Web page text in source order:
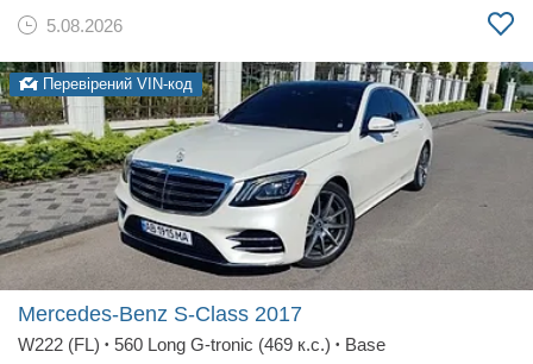
5.08.2026
Перевірений VIN-код
Mercedes-Benz S-Class 2017
W222 (FL) • 560 Long G-tronic (469 к.с.) • Base